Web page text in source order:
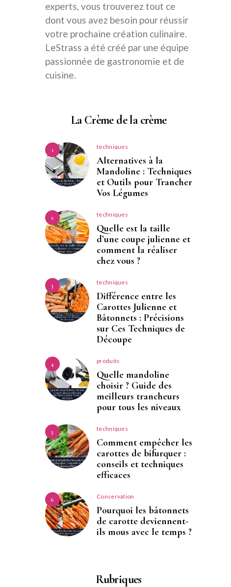
experts, vous trouverez tout ce
dont vous avez besoin pour réussir
votre prochaine création culinaire.
LeStrass a été créé par une équipe
passionnée de gastronomie et de
cuisine.
La Crème de la crème
1 techniques
Alternatives à la
Mandoline : Techniques
et Outils pour Trancher
Vos Légumes
2 techniques
Quelle est la taille
d’une coupe julienne et
comment la réaliser
chez vous ?
3 techniques
Différence entre les
Carottes Julienne et
Bâtonnets : Précisions
sur Ces Techniques de
Découpe
4 produits
Quelle mandoline
choisir ? Guide des
meilleurs trancheurs
pour tous les niveaux
5 techniques
Comment empêcher les
carottes de bifurquer :
conseils et techniques
efficaces
6 Conservation
Pourquoi les bâtonnets
de carotte deviennent-
ils mous avec le temps ?
Rubriques